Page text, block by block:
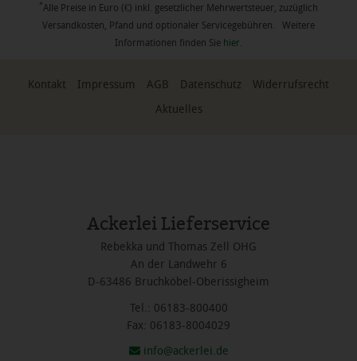
* Alle Preise in Euro (€) inkl. gesetzlicher Mehrwertsteuer, zuzüglich
Versandkosten, Pfand und optionaler Servicegebühren. Weitere
Informationen finden Sie hier
Kontakt Impressum AGB Datenschutz
Widerrufsrecht
Aktuelles
Ackerlei Lieferservice
Rebekka und Thomas Zell OHG
An der Landwehr 6
D-63486 Bruchköbel-Oberissigheim
Tel.: 06183-800400
Fax: 06183-8004029
info@ackerlei.de